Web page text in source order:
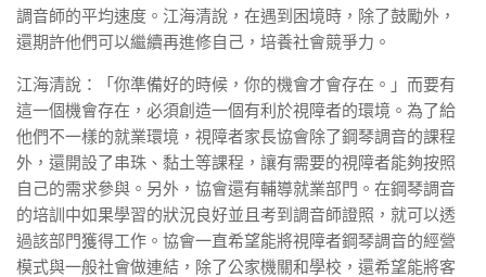
調音師的平均速度。江海清說，在遇到困境時，除了鼓勵外，
還期許他們可以繼續再進修自己，培養社會競爭力。
江海清說：「你準備好的時候，你的機會才會存在。」而要有
這一個機會存在，必須創造一個有利於視障者的環境。為了給
他們不一樣的就業環境，視障者家長協會除了鋼琴調音的課程
外，還開設了串珠、黏土等課程，讓有需要的視障者能夠按照
自己的需求參與。另外，協會還有輔導就業部門。在鋼琴調音
的培訓中如果學習的狀況良好並且考到調音師證照，就可以透
過該部門獲得工作。協會一直希望能將視障者鋼琴調音的經營
模式與一般社會做連結，除了公家機關和學校，還希望能將客